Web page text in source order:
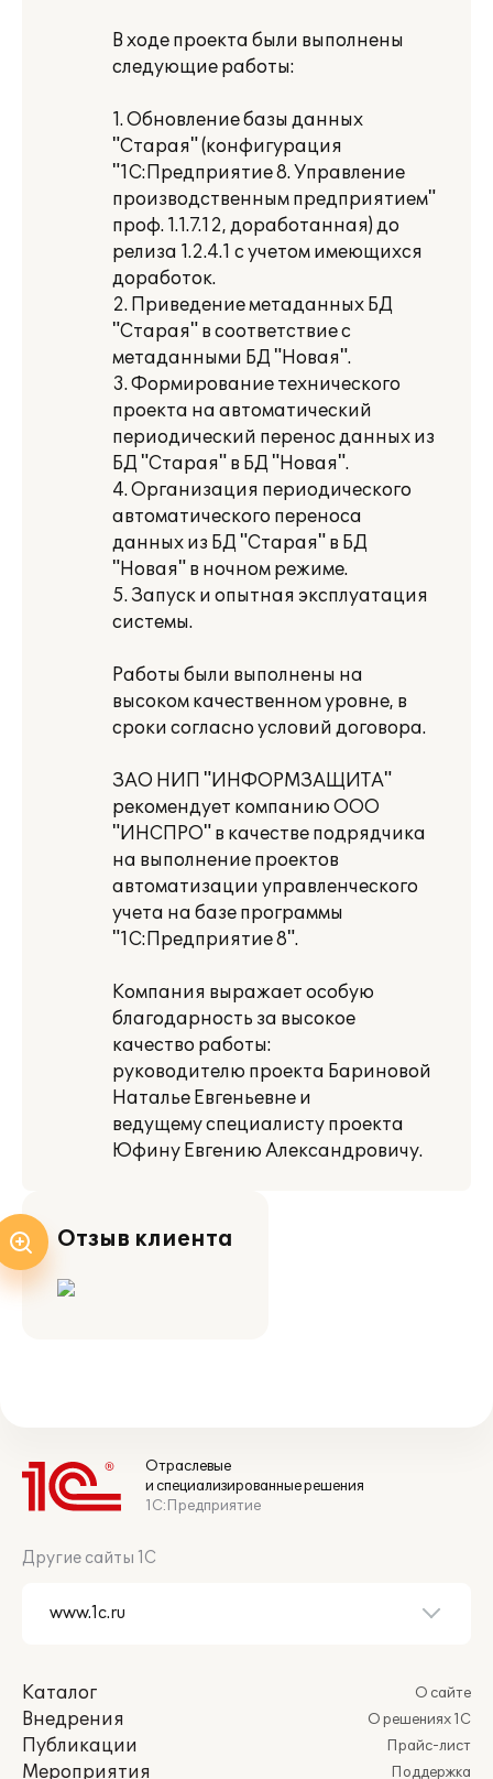
В ходе проекта были выполнены
следующие работы:
1. Обновление базы данных
"Старая" (конфигурация
"1С:Предприятие 8. Управление
производственным предприятием"
проф. 1.1.7.12, доработанная) до
релиза 1.2.4.1 с учетом имеющихся
доработок.
2. Приведение метаданных БД
"Старая" в соответствие с
метаданными БД "Новая".
3. Формирование технического
проекта на автоматический
периодический перенос данных из
БД "Старая" в БД "Новая".
4. Организация периодического
автоматического переноса
данных из БД "Старая" в БД
"Новая" в ночном режиме.
5. Запуск и опытная эксплуатация
системы.
Работы были выполнены на
высоком качественном уровне, в
сроки согласно условий договора.
ЗАО НИП "ИНФОРМЗАЩИТА"
рекомендует компанию ООО
"ИНСПРО" в качестве подрядчика
на выполнение проектов
автоматизации управленческого
учета на базе программы
"1С:Предприятие 8".
Компания выражает особую
благодарность за высокое
качество работы:
руководителю проекта Бариновой
Наталье Евгеньевне и
ведущему специалисту проекта
Юфину Евгению Александровичу.
Отзыв клиента
Отраслевые
и специализированные решения
1С:Предприятие
Другие сайты 1С
Каталог
Внедрения
Публикации
Мероприятия
О сайте
О решениях 1С
Прайс-лист
Поддержка